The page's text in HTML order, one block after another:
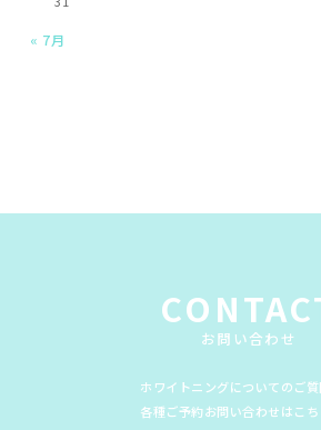
« 7月
お問い合わせ
ホワイトニングについてのご
各種ご予約お問い合わせはこち